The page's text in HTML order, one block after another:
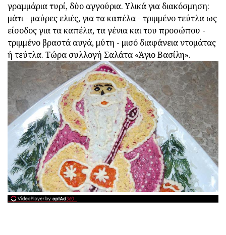
γραμμάρια τυρί, δύο αγγούρια. Υλικά για διακόσμηση:
μάτι - μαύρες ελιές, για τα καπέλα - τριμμένο τεύτλα ως
είσοδος για τα καπέλα, τα γένια και του προσώπου -
τριμμένο βραστά αυγά, μύτη - μισό διαφάνεια ντομάτας
ή τεύτλα. Τώρα συλλογή Σαλάτα «Άγιο Βασίλη».